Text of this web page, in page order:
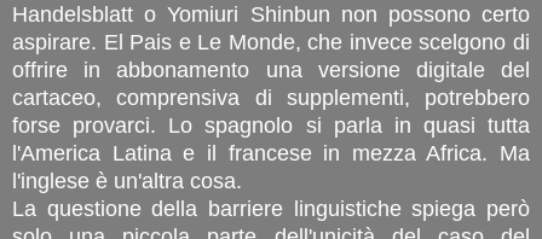
Handelsblatt o Yomiuri Shinbun non possono certo
aspirare. El Pais e Le Monde, che invece scelgono di
offrire in abbonamento una versione digitale del
cartaceo, comprensiva di supplementi, potrebbero
forse provarci. Lo spagnolo si parla in quasi tutta
l'America Latina e il francese in mezza Africa. Ma
l'inglese è un'altra cosa.
La questione della barriere linguistiche spiega però